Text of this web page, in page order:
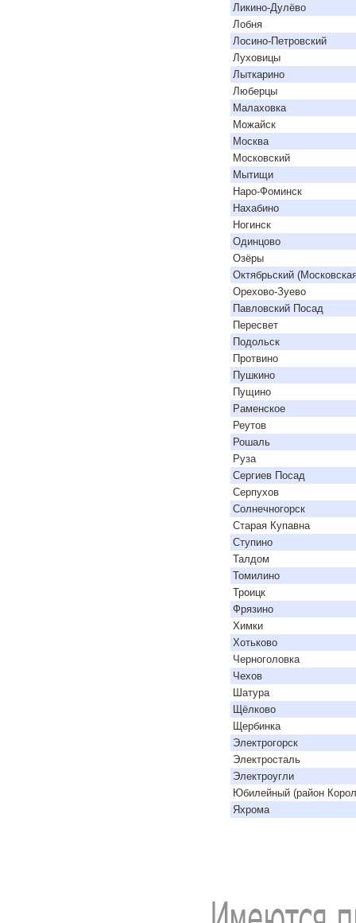
Ликино-Дулёво
Лобня
Лосино-Петровский
Луховицы
Лыткарино
Люберцы
Малаховка
Можайск
Москва
Московский
Мытищи
Наро-Фоминск
Нахабино
Ногинск
Одинцово
Озёры
Октябрьский
Орехово-Зуево
Павловский Посад
Пересвет
Подольск
Протвино
Пушкино
Пущино
Раменское
Реутов
Рошаль
Руза
Сергиев Посад
Серпухов
Солнечногорск
Старая Купавна
Ступино
Талдом
Томилино
Троицк
Фрязино
Химки
Хотьково
Черноголовка
Чехов
Шатура
Щёлково
Щербинка
Электрогорск
Электросталь
Электроугли
Юбилейный (район
Яхрома